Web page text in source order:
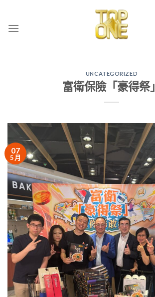
content
UNCATEGORIZED
富衛保險「豪得祭」
07
5 月